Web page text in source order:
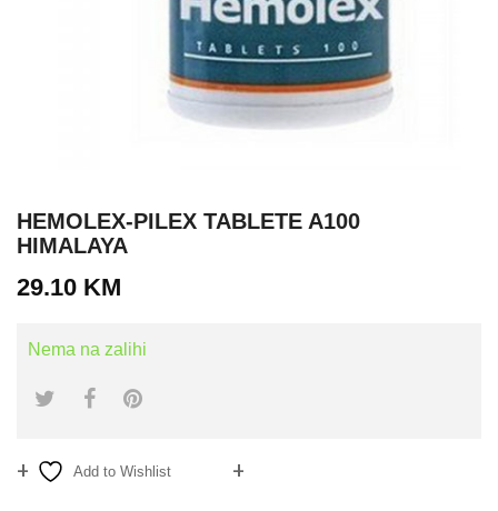
HEMOLEX-PILEX TABLETE A100
HIMALAYA
29.10 KM
Nema na zalihi
Add to Wishlist